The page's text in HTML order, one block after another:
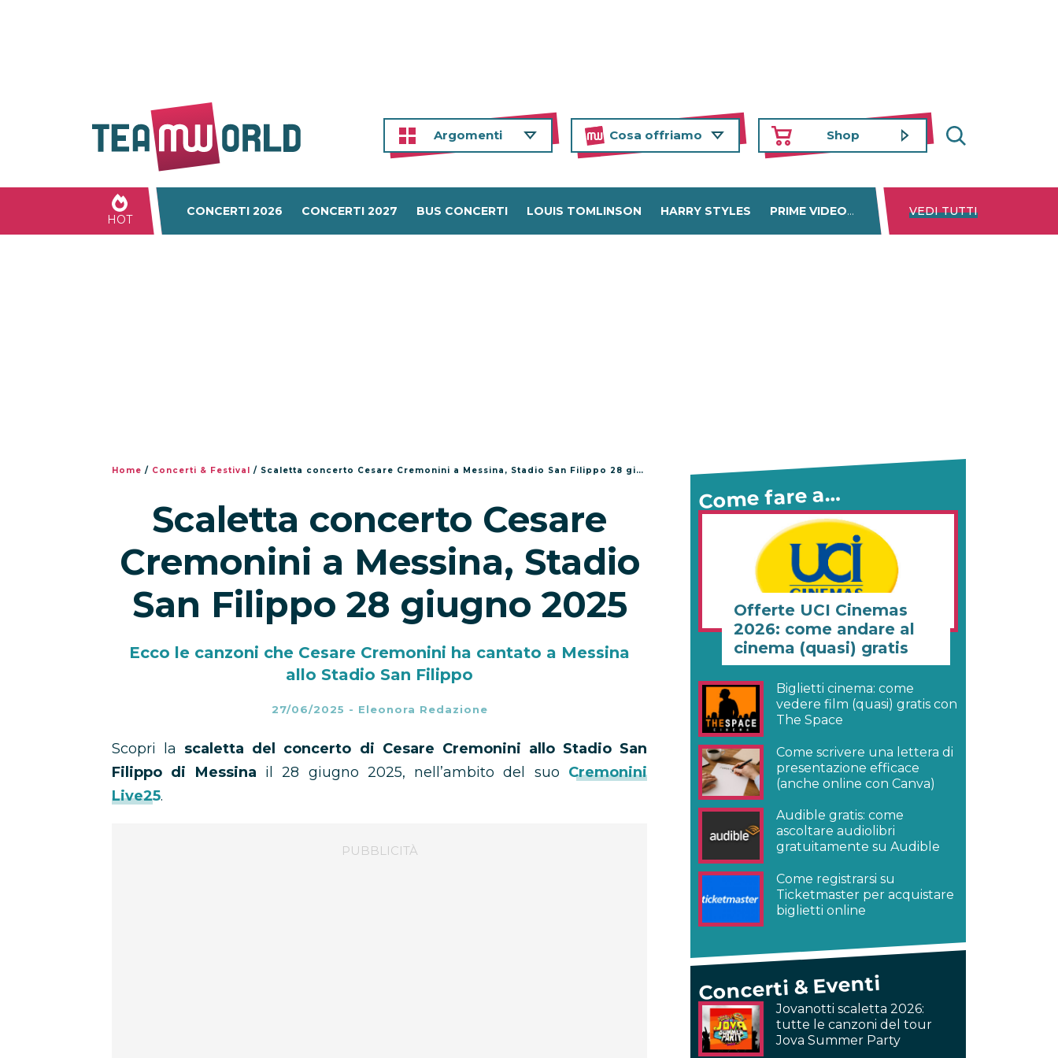
Argomenti Cosa offriamo Shop
HOT
CONCERTI 2026 CONCERTI 2027 BUS CONCERTI LOUIS TOMLINSON HARRY STYLES PRIME VIDEO DISNEY+ NETFLIX
VEDI TUTTI
Home / Concerti & Festival / Scaletta concerto Cesare Cremonini a Messina, Stadio San Filippo 28 giugno 2025
Scaletta concerto Cesare
Cremonini a Messina, Stadio
San Filippo 28 giugno 2025
Ecco le canzoni che Cesare Cremonini ha cantato a Messina
allo Stadio San Filippo
27/06/2025 - Eleonora Redazione
Scopri la scaletta del concerto di Cesare Cremonini allo Stadio San
Filippo di Messina il 28 giugno 2025, nell’ambito del suo Cremonini
Live25.
Come fare a…
Offerte UCI Cinemas
2026: come andare al
cinema (quasi) gratis
Biglietti cinema: come
vedere film (quasi) gratis con
The Space
Come scrivere una lettera di
presentazione efficace
(anche online con Canva)
Audible gratis: come
ascoltare audiolibri
gratuitamente su Audible
Come registrarsi su
Ticketmaster per acquistare
biglietti online
Concerti & Eventi
Jovanotti scaletta 2026:
tutte le canzoni del tour
Jova Summer Party